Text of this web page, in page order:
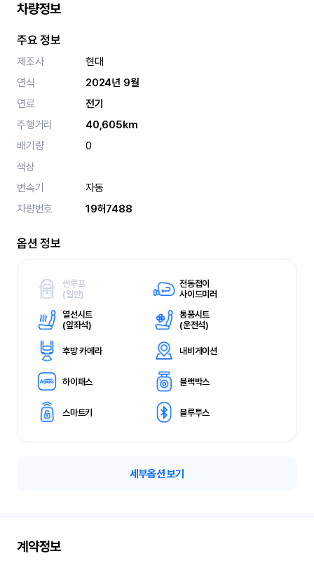
차량정보
주요 정보
제조사
현대
연식
2024년 9월
연료
전기
주행거리
40,605km
배기량
0
색상
변속기
자동
차량번호
19허7488
옵션 정보
썬루프
(일반)
전동접이
사이드미러
열선시트
(앞좌석)
통풍시트
(운전석)
후방 카메라 내비게이션
하이패스 블랙박스
스마트키 블루투스
세부옵션 보기
계약정보